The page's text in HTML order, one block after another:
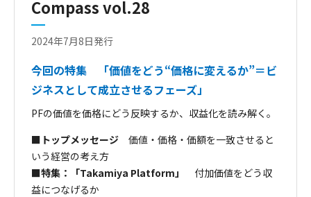
Compass vol.28
2024年7月8日発行
今回の特集 「価値をどう“価格に変えるか”＝ビ
ジネスとして成立させるフェーズ」
PFの価値を価格にどう反映するか、収益化を読み解く。
■トップメッセージ 価値・価格・価額を一致させると
いう経営の考え方
■特集：「Takamiya Platform」
付加価値をどう収
益につなげるか